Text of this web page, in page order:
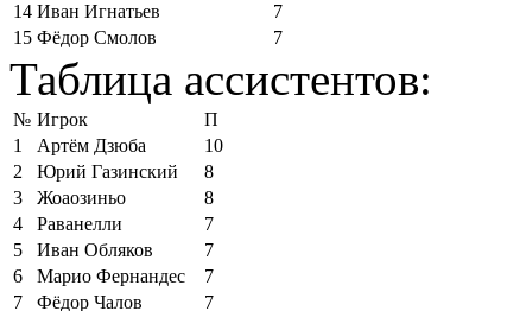
14 Иван Игнатьев
7
15 Фёдор Смолов 7
Таблица ассистентов:
№ Игрок
П
1
Артём Дзюба
10
2
Юрий Газинский
8
3
Жоаозиньо
8
4
Раванелли
7
5
Иван Обляков
7
6
Марио Фернандес
7
7
Фёдор Чалов
7